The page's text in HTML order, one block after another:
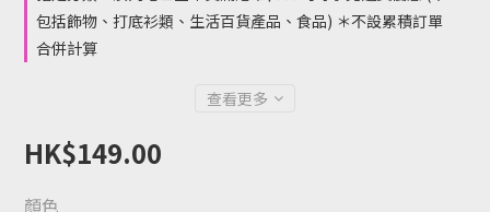
包括飾物、打底衫類、生活百貨產品、食品) ＊不設累積訂單
合併計算
查看更多
HK$149.00
顏色